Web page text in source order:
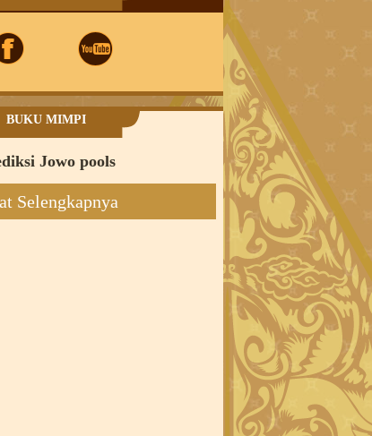
BUKU MIMPI
Jowo pools
Selengkapnya